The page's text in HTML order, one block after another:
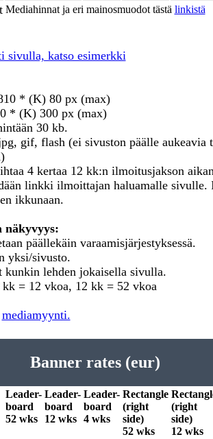
Mediahinnat ja eri mainosmuodot tästä linkistä
sivulla, katso esimerkki
* (K) 80 px (max)
* (K) 300 px (max)
30 kb.
gif, flash (ei sivuston päälle aukeavia
4 kertaa 12 kk:n ilmoitusjakson
linkki ilmoittajan haluamalle sivulle.
ikkunaan.
näkyvyys:
päällekäin varaamisjärjestyksessä.
yksi/sivusto.
kunkin lehden jokaisella sivulla.
= 12 vkoa, 12 kk = 52 vkoa
mediamyynti.
Banner rates (eur)
Leader-
board
52 wks
Leader-
board
12 wks
Leader-
board
4 wks
Rectangle
(right
side)
52 wks
(right
side)
12 wks